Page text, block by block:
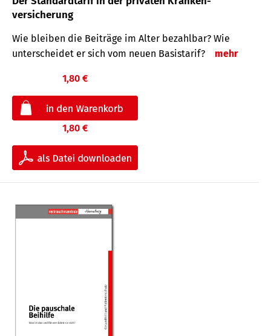
versicherung
Wie bleiben die Beiträge im Alter bezahlbar? Wie
unterscheidet er sich vom neuen Basistarif?
mehr
1,80 €
1,80 €